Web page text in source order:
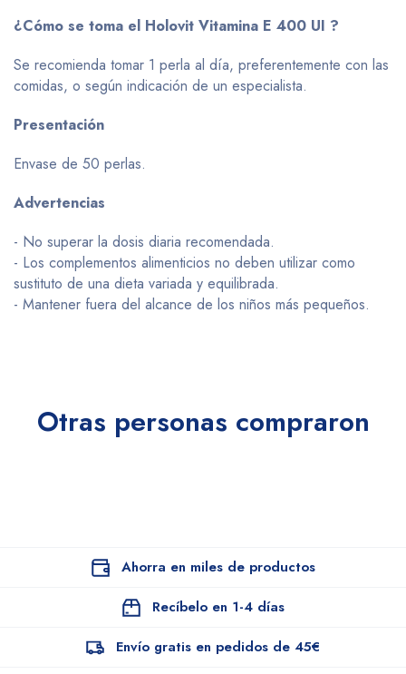
¿Cómo se toma el Holovit Vitamina E 400 UI ?
Se recomienda tomar 1 perla al día, preferentemente con las
comidas, o según indicación de un especialista.
Presentación
Envase de 50 perlas.
Advertencias
- No superar la dosis diaria recomendada.
- Los complementos alimenticios no deben utilizar como
sustituto de una dieta variada y equilibrada.
- Mantener fuera del alcance de los niños más pequeños.
Otras personas compraron
Ahorra en miles de productos
Recíbelo en 1-4 días
Envío gratis en pedidos de 45€